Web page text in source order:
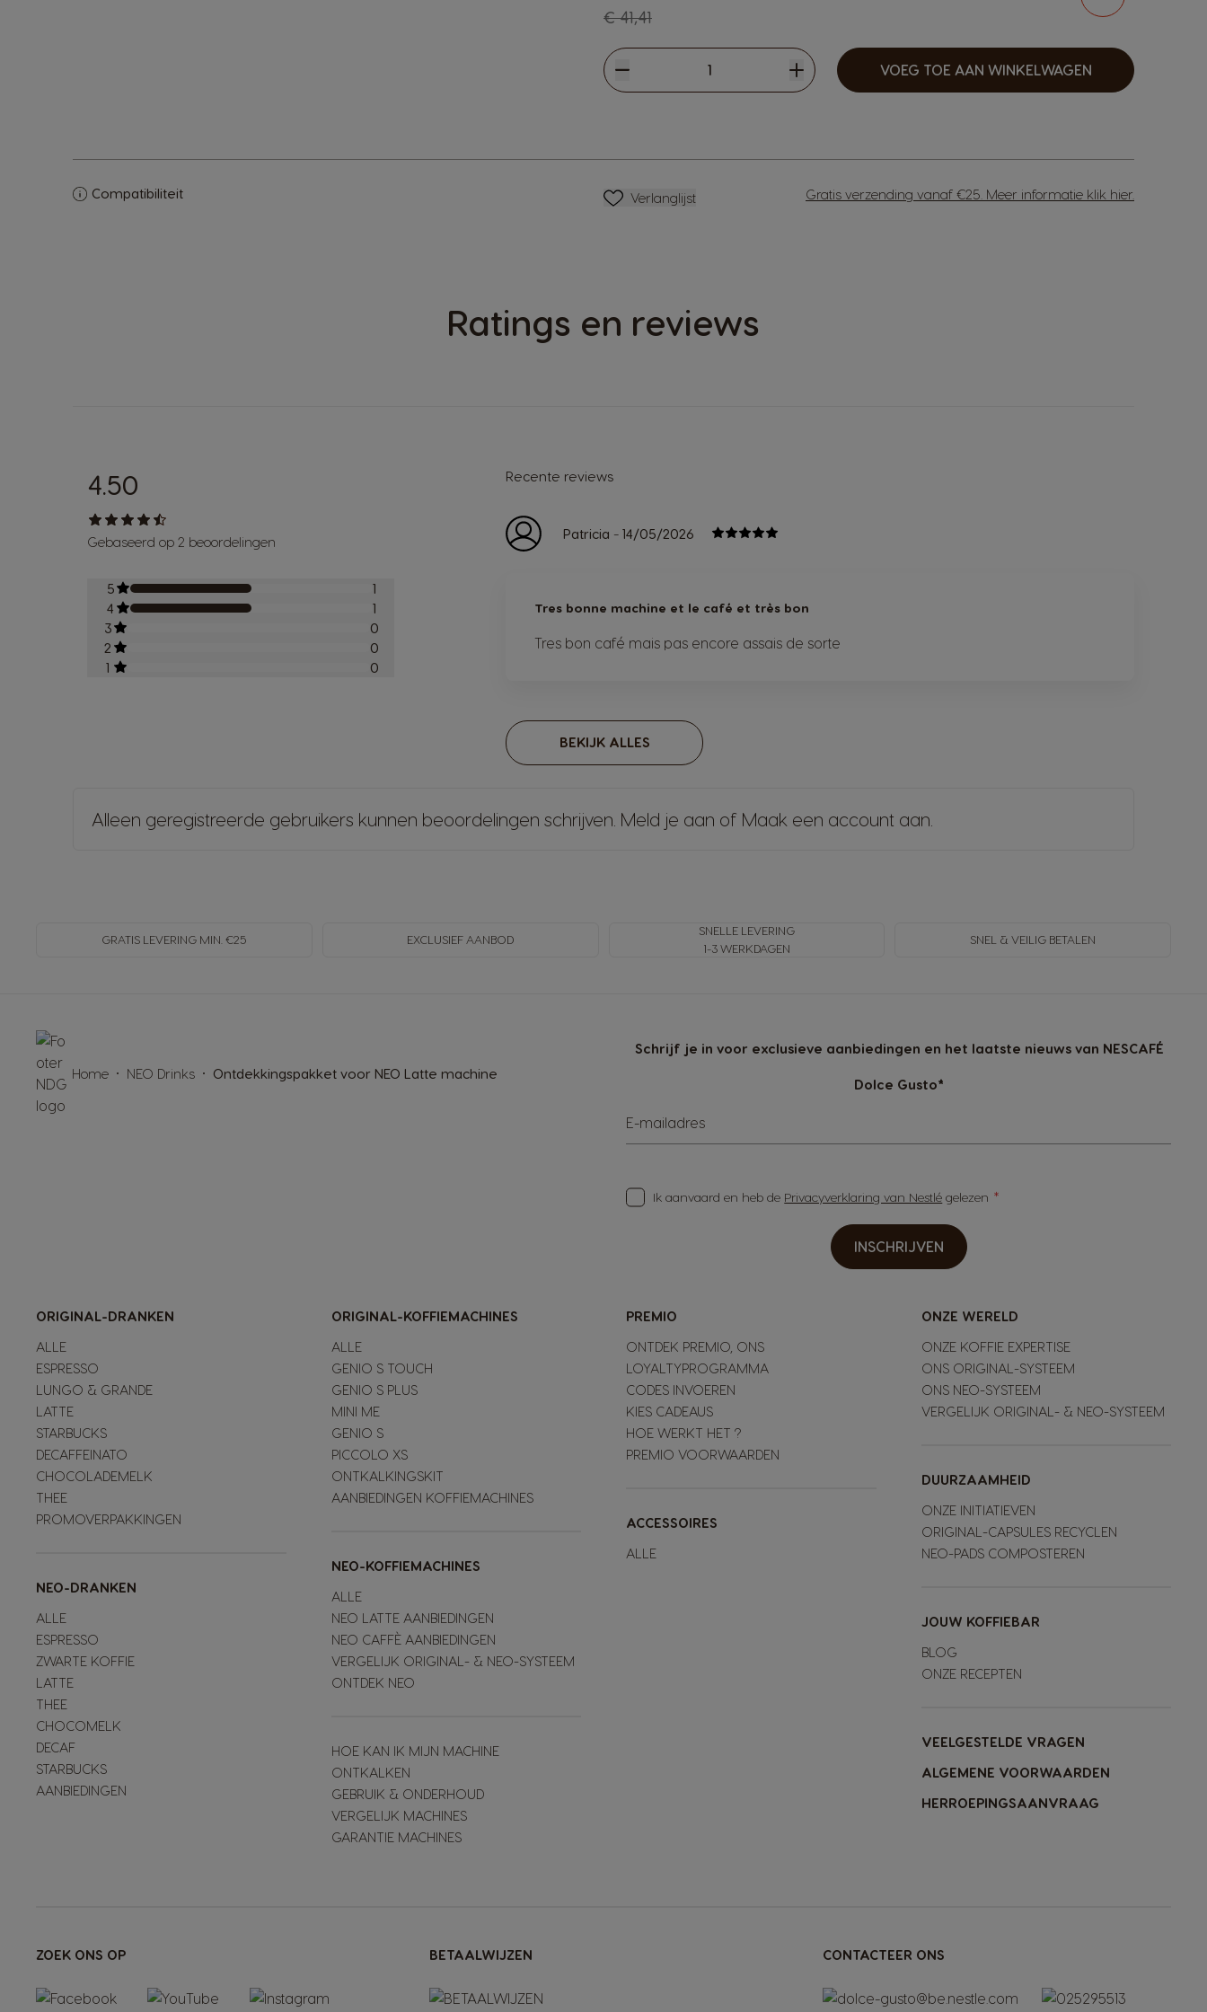
Regular Price
€ 41,41
Verhogen
VOEG TOE AAN WINKELWAGEN
Compatibiliteit Gratis verzending vanaf €25. Meer informatie klik hier
Verlanglijstje
Verlanglijst
Ratings en reviews
4.50
Gebaseerd op 2 beoordelingen
5
1
4
1
3
0
2
0
1
0
Recente reviews
Patricia - 14/05/2026
Tres bonne machine et le café et très bon
Tres bon café mais pas encore assais de sorte
BEKIJK ALLES
Alleen geregistreerde gebruikers kunnen beoordelingen schrijven. Meld je aan of Maak een account aan
GRATIS LEVERING MIN. €25 EXCLUSIEF AANBOD
SNELLE LEVERING
1-3 WERKDAGEN
SNEL & VEILIG BETALEN
Schrijf je in voor exclusieve aanbiedingen en het laatste nieuws van NESCAFÉ
Dolce Gusto*
E-mailadres
Ik aanvaard en heb de Privacyverklaring van Nestlé gelezen
INSCHRIJVEN
Home NEO Drinks Ontdekkingspakket voor NEO Latte machine
ORIGINAL-DRANKEN
ALLE
ESPRESSO
LUNGO & GRANDE
LATTE
STARBUCKS
DECAFFEINATO
CHOCOLADEMELK
THEE
PROMOVERPAKKINGEN
NEO-DRANKEN
ALLE
ESPRESSO
ZWARTE KOFFIE
LATTE
THEE
CHOCOMELK
DECAF
STARBUCKS
AANBIEDINGEN
ORIGINAL-KOFFIEMACHINES
ALLE
GENIO S TOUCH
GENIO S PLUS
MINI ME
GENIO S
PICCOLO XS
ONTKALKINGSKIT
AANBIEDINGEN KOFFIEMACHINES
NEO-KOFFIEMACHINES
ALLE
NEO LATTE AANBIEDINGEN
NEO CAFFÈ AANBIEDINGEN
VERGELIJK ORIGINAL- & NEO-SYSTEEM
ONTDEK NEO
HOE KAN IK MIJN MACHINE
ONTKALKEN
GEBRUIK & ONDERHOUD
VERGELIJK MACHINES
GARANTIE MACHINES
PREMIO
ONTDEK PREMIO, ONS
LOYALTYPROGRAMMA
CODES INVOEREN
KIES CADEAUS
HOE WERKT HET ?
PREMIO VOORWAARDEN
ACCESSOIRES
ALLE
ONZE WERELD
ONZE KOFFIE EXPERTISE
ONS ORIGINAL-SYSTEEM
ONS NEO-SYSTEEM
VERGELIJK ORIGINAL- & NEO-SYSTEEM
DUURZAAMHEID
ONZE INITIATIEVEN
ORIGINAL-CAPSULES RECYCLEN
NEO-PADS COMPOSTEREN
JOUW KOFFIEBAR
BLOG
ONZE RECEPTEN
VEELGESTELDE VRAGEN
ALGEMENE VOORWAARDEN
HERROEPINGSAANVRAAG
ZOEK ONS OP BETAALWIJZEN CONTACTEER ONS